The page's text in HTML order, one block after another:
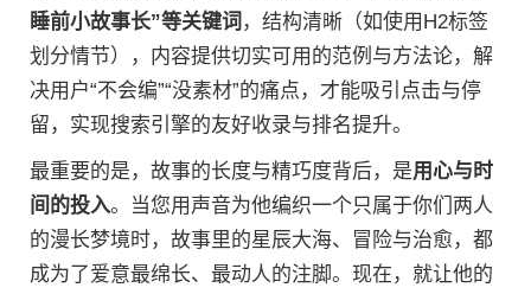
睡前小故事长”等关键词 ，结构清晰（如使用H2标签
划分情节），内容提供切实可用的范例与方法论，解
决用户“不会编”“没素材”的痛点，才能吸引点击与停
留，实现搜索引擎的友好收录与排名提升。
最重要的是，故事的长度与精巧度背后，是用心与时
间的投入。当您用声音为他编织一个只属于你们两人
的漫长梦境时，故事里的星辰大海、冒险与治愈，都
成为了爱意最绵长、最动人的注脚。现在，就让他的